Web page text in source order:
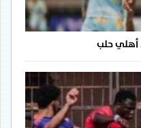
أهلي حلب